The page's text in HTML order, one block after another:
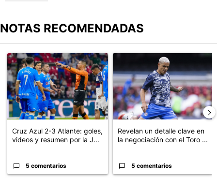
NOTAS RECOMENDADAS
Un artículo de tendencia con el título "Cruz Azul 2-3 Atlante:
Cruz Azul 2-3 Atlante: goles,
videos y resumen por la J...
5 comentarios
Un artículo de tendencia con
Revelan un detalle clave en
la negociación con el Toro ...
5 comentarios